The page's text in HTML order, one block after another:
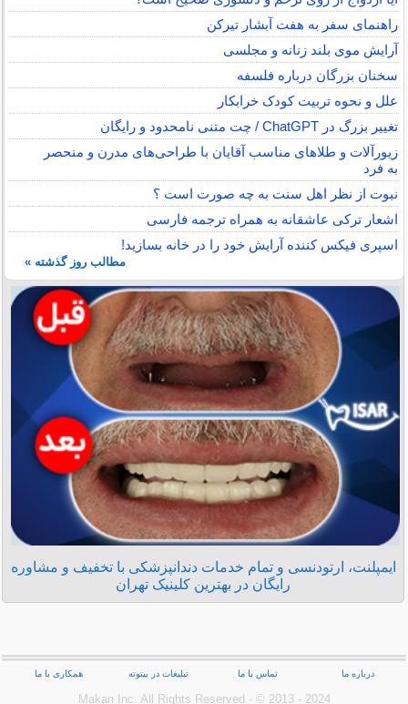
راهنمای سفر به هفت آبشار تیرکن
آرایش موی بلند زنانه و مجلسی
سخنان بزرگان درباره فلسفه
علل و نحوه تربیت کودک خرابکار
تغییر بزرگ در ChatGPT / چت متنی نامحدود و رایگان
زیورآلات و طلاهای مناسب آقایان با طراحی‌های مدرن و منحصر
به فرد
نبوت از نظر اهل سنت به چه صورت است ؟
اشعار ترکی عاشقانه به همراه ترجمه فارسی
اسپری فیکس کننده آرایش خود را در خانه بسازید!
مطالب روز گذشته »
ایمپلنت، ارتودنسی و تمام خدمات دندانپزشکی با تخفیف و مشاوره
رایگان در بهترین کلینیک تهران
درباره ما تماس با ما تبلیغات در بیتوته همکاری با ما
Makan Inc.‎ All Rights Reserved - © 2013 - 2024